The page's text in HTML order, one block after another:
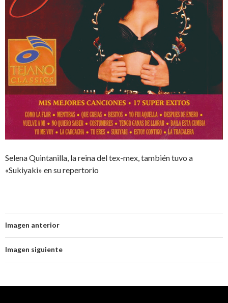
Selena Quintanilla, la reina del tex-mex, también tuvo a
«Sukiyaki» en su repertorio
Imagen anterior
Imagen siguiente